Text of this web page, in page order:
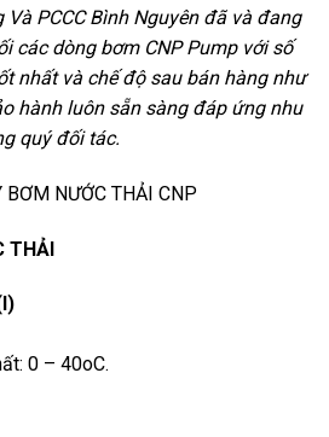
Và PCCC Bình Nguyên đã và đang
các dòng bơm CNP Pump với số
nhất và chế độ sau bán hàng như
hành luôn sẵn sàng đáp ứng nhu
quý đối tác.
NƯỚC THẢI CNP
THẢI
0 – 40oC.